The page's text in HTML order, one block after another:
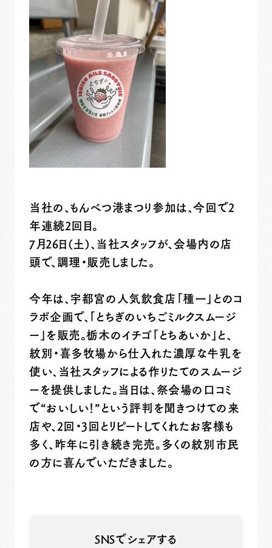
当社の、もんべつ港まつり参加は、今回で2
年連続2回目。
7月26日(土)、当社スタッフが、会場内の店
頭で、調理・販売しました。
今年は、宇都宮の人気飲食店「種一」とのコ
ラボ企画で、「とちぎのいちごミルクスムージ
ー」を販売。栃木のイチゴ「とちあいか」と、
紋別・喜多牧場から仕入れた濃厚な牛乳を
使い、当社スタッフによる作りたてのスムージ
ーを提供しました。当日は、祭会場の口コミ
で“おいしい！”という評判を聞きつけての来
店や、2回・3回とリピートしてくれたお客様も
多く、昨年に引き続き完売。多くの紋別市民
の方に喜んでいただきました。
SNSでシェアする